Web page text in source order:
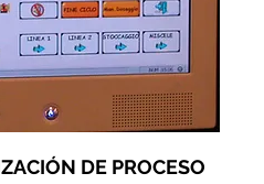
DE PROCESO